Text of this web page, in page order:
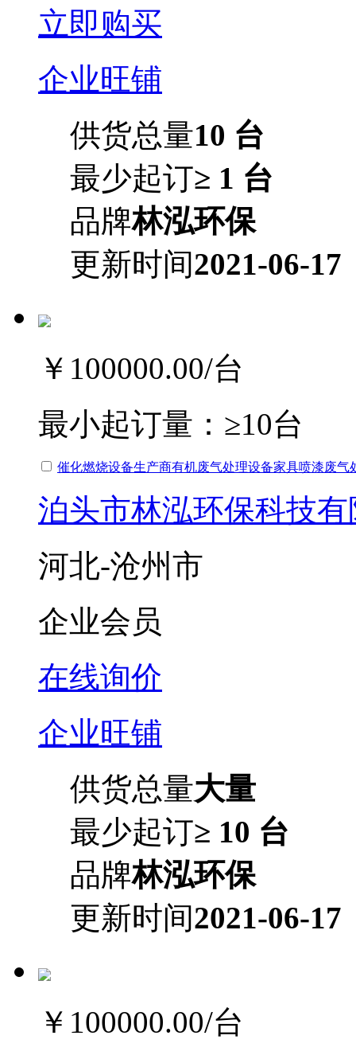
立即购买
企业旺铺
供货总量10 台
最少起订≥ 1 台
品牌林泓环保
更新时间2021-06-17
￥100000.00/台
最小起订量： ≥10台
催化燃烧设备生产商有机废气处理设备家具喷漆废气
泊头市林泓环保科技
河北-沧州市
企业会员
在线询价
企业旺铺
供货总量大量
最少起订≥ 10 台
品牌林泓环保
更新时间2021-06-17
￥100000.00/台